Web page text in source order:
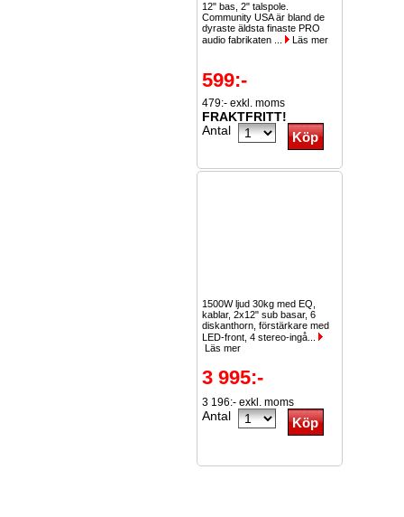
12" bas, 2" talspole.
Community USA är bland de
dyraste äldsta finaste PRO
audio fabrikaten ...
Läs mer
599:-
479:- exkl. moms
FRAKTFRITT!
Antal
1500W ljud 30kg med EQ,
kablar, 2x12" sub basar, 6
diskanthorn, förstärkare med
LED-front, 4 stereo-ingå...
Läs mer
3 995:-
3 196:- exkl. moms
Antal